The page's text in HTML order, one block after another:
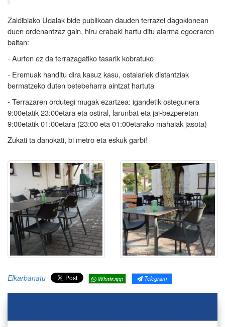
Zaldibiako Udalak bide publikoan dauden terrazei dagokionean
duen ordenantzaz gain, hiru erabaki hartu ditu alarma egoeraren
baitan:
- Aurten ez da terrazagatiko tasarik kobratuko
- Eremuak handitu dira kasuz kasu, ostalariek distantziak
bermatzeko duten betebeharra aintzat hartuta
- Terrazaren ordutegi mugak ezartzea: igandetik ostegunera
9:00etatik 23:00etara eta ostiral, larunbat eta jai-bezperetan
9:00etatik 01:00etara (23:00 eta 01:00etarako mahaiak jasota)
Zukati ta danokati, bi metro eta eskuk garbi!
Elkarbanatu Whatsapp Telegram